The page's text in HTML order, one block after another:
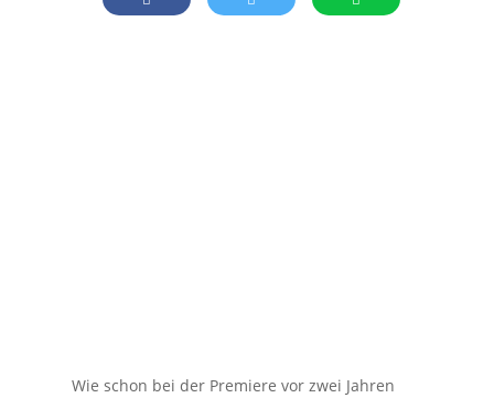
Wie schon bei der Premiere vor zwei Jahren